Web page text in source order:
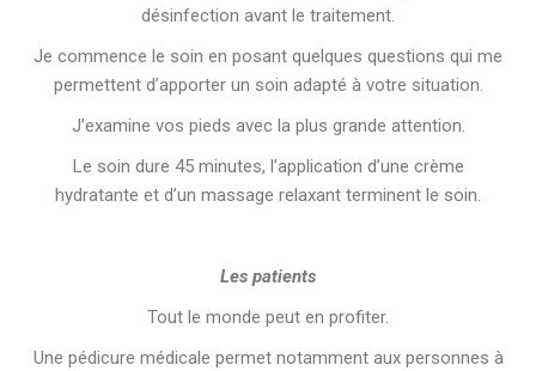
désinfection avant le traitement.
Je commence le soin en posant quelques questions qui me
permettent d’apporter un soin adapté à votre situation.
J’examine vos pieds avec la plus grande attention.
Le soin dure 45 minutes, l’application d’une crème
hydratante et d’un massage relaxant terminent le soin.
Les patients
Tout le monde peut en profiter.
Une pédicure médicale permet notamment aux personnes à